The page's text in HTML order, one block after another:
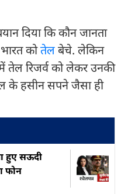
दिया कि कौन जानता
कोतेलबेचे. लेकिन
तेल रिजर्व को लेकर उनकी
के हसीन सपने जैसा ही
हुए सऊदी
फोन